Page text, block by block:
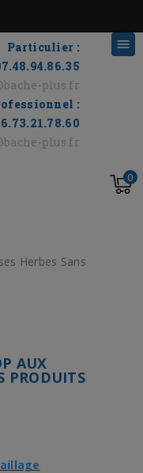
Particulier :
plus.fr
:
plus.fr

0
Herbes Sans
AUX
PRODUITS